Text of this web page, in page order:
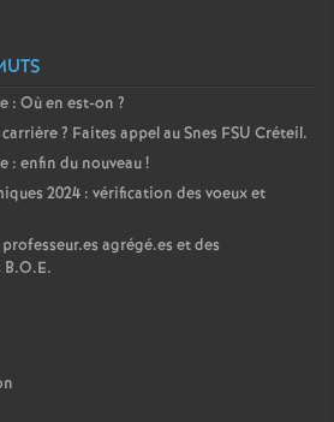
: Où en est-on ?
? Faites appel au Snes FSU Créteil.
: enfin du nouveau!
2024 : vérification des voeux et
agrégé.es et des
B.O.E.